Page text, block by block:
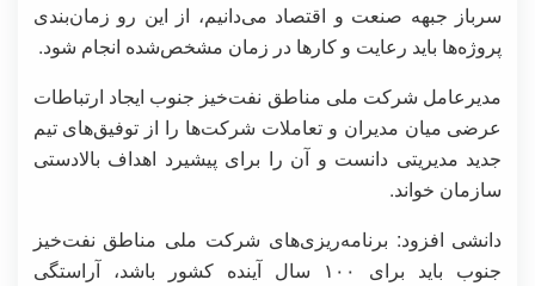
سرباز جبهه صنعت و اقتصاد می‌دانیم، از این رو زمان‌بندی
پروژه‌ها باید رعایت و کارها در زمان مشخص‌شده انجام شود.
مدیرعامل شرکت ملی مناطق نفت‌خیز جنوب ایجاد ارتباطات
عرضی میان مدیران و تعاملات شرکت‌ها را از توفیق‌های تیم
جدید مدیریتی دانست و آن را برای پیشیرد اهداف بالادستی
سازمان خواند.
دانشی افزود: برنامه‌ریزی‌های شرکت ملی مناطق نفت‌خیز
جنوب باید برای ۱۰۰ سال آینده کشور باشد، آراستگی